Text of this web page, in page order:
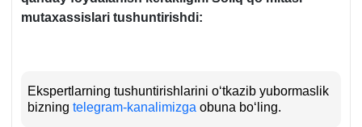
mutaхassislari tushuntirishdi:
Ekspertlarning tushuntirishlarini oʻtkazib yubormaslik
bizning telegram-kanalimizga obuna boʻling.